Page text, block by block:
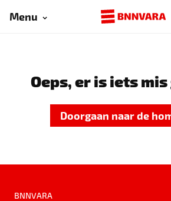
Menu
Oeps, er is iets
Doorgaan naar de
BNNVARA